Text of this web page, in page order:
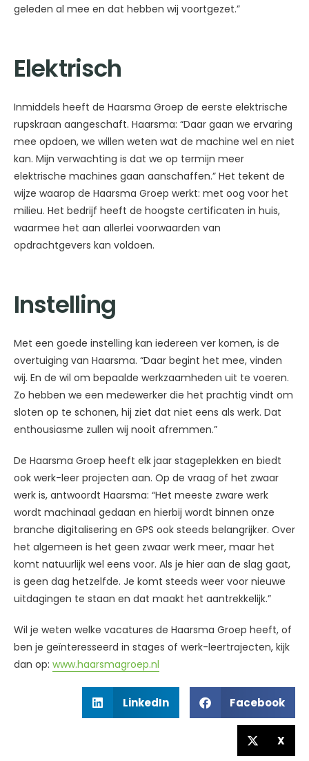
geleden al mee en dat hebben wij voortgezet.”
Elektrisch
Inmiddels heeft de Haarsma Groep de eerste elektrische
rupskraan aangeschaft. Haarsma: “Daar gaan we ervaring
mee opdoen, we willen weten wat de machine wel en niet
kan. Mijn verwachting is dat we op termijn meer
elektrische machines gaan aanschaffen.” Het tekent de
wijze waarop de Haarsma Groep werkt: met oog voor het
milieu. Het bedrijf heeft de hoogste certificaten in huis,
waarmee het aan allerlei voorwaarden van
opdrachtgevers kan voldoen.
Instelling
Met een goede instelling kan iedereen ver komen, is de
overtuiging van Haarsma. “Daar begint het mee, vinden
wij. En de wil om bepaalde werkzaamheden uit te voeren.
Zo hebben we een medewerker die het prachtig vindt om
sloten op te schonen, hij ziet dat niet eens als werk. Dat
enthousiasme zullen wij nooit afremmen.”
De Haarsma Groep heeft elk jaar stageplekken en biedt
ook werk-leer projecten aan. Op de vraag of het zwaar
werk is, antwoordt Haarsma: “Het meeste zware werk
wordt machinaal gedaan en hierbij wordt binnen onze
branche digitalisering en GPS ook steeds belangrijker. Over
het algemeen is het geen zwaar werk meer, maar het
komt natuurlijk wel eens voor. Als je hier aan de slag gaat,
is geen dag hetzelfde. Je komt steeds weer voor nieuwe
uitdagingen te staan en dat maakt het aantrekkelijk.”
Wil je weten welke vacatures de Haarsma Groep heeft, of
ben je geïnteresseerd in stages of werk-leertrajecten, kijk
dan op: www.haarsmagroep.nl
LinkedIn Facebook
X